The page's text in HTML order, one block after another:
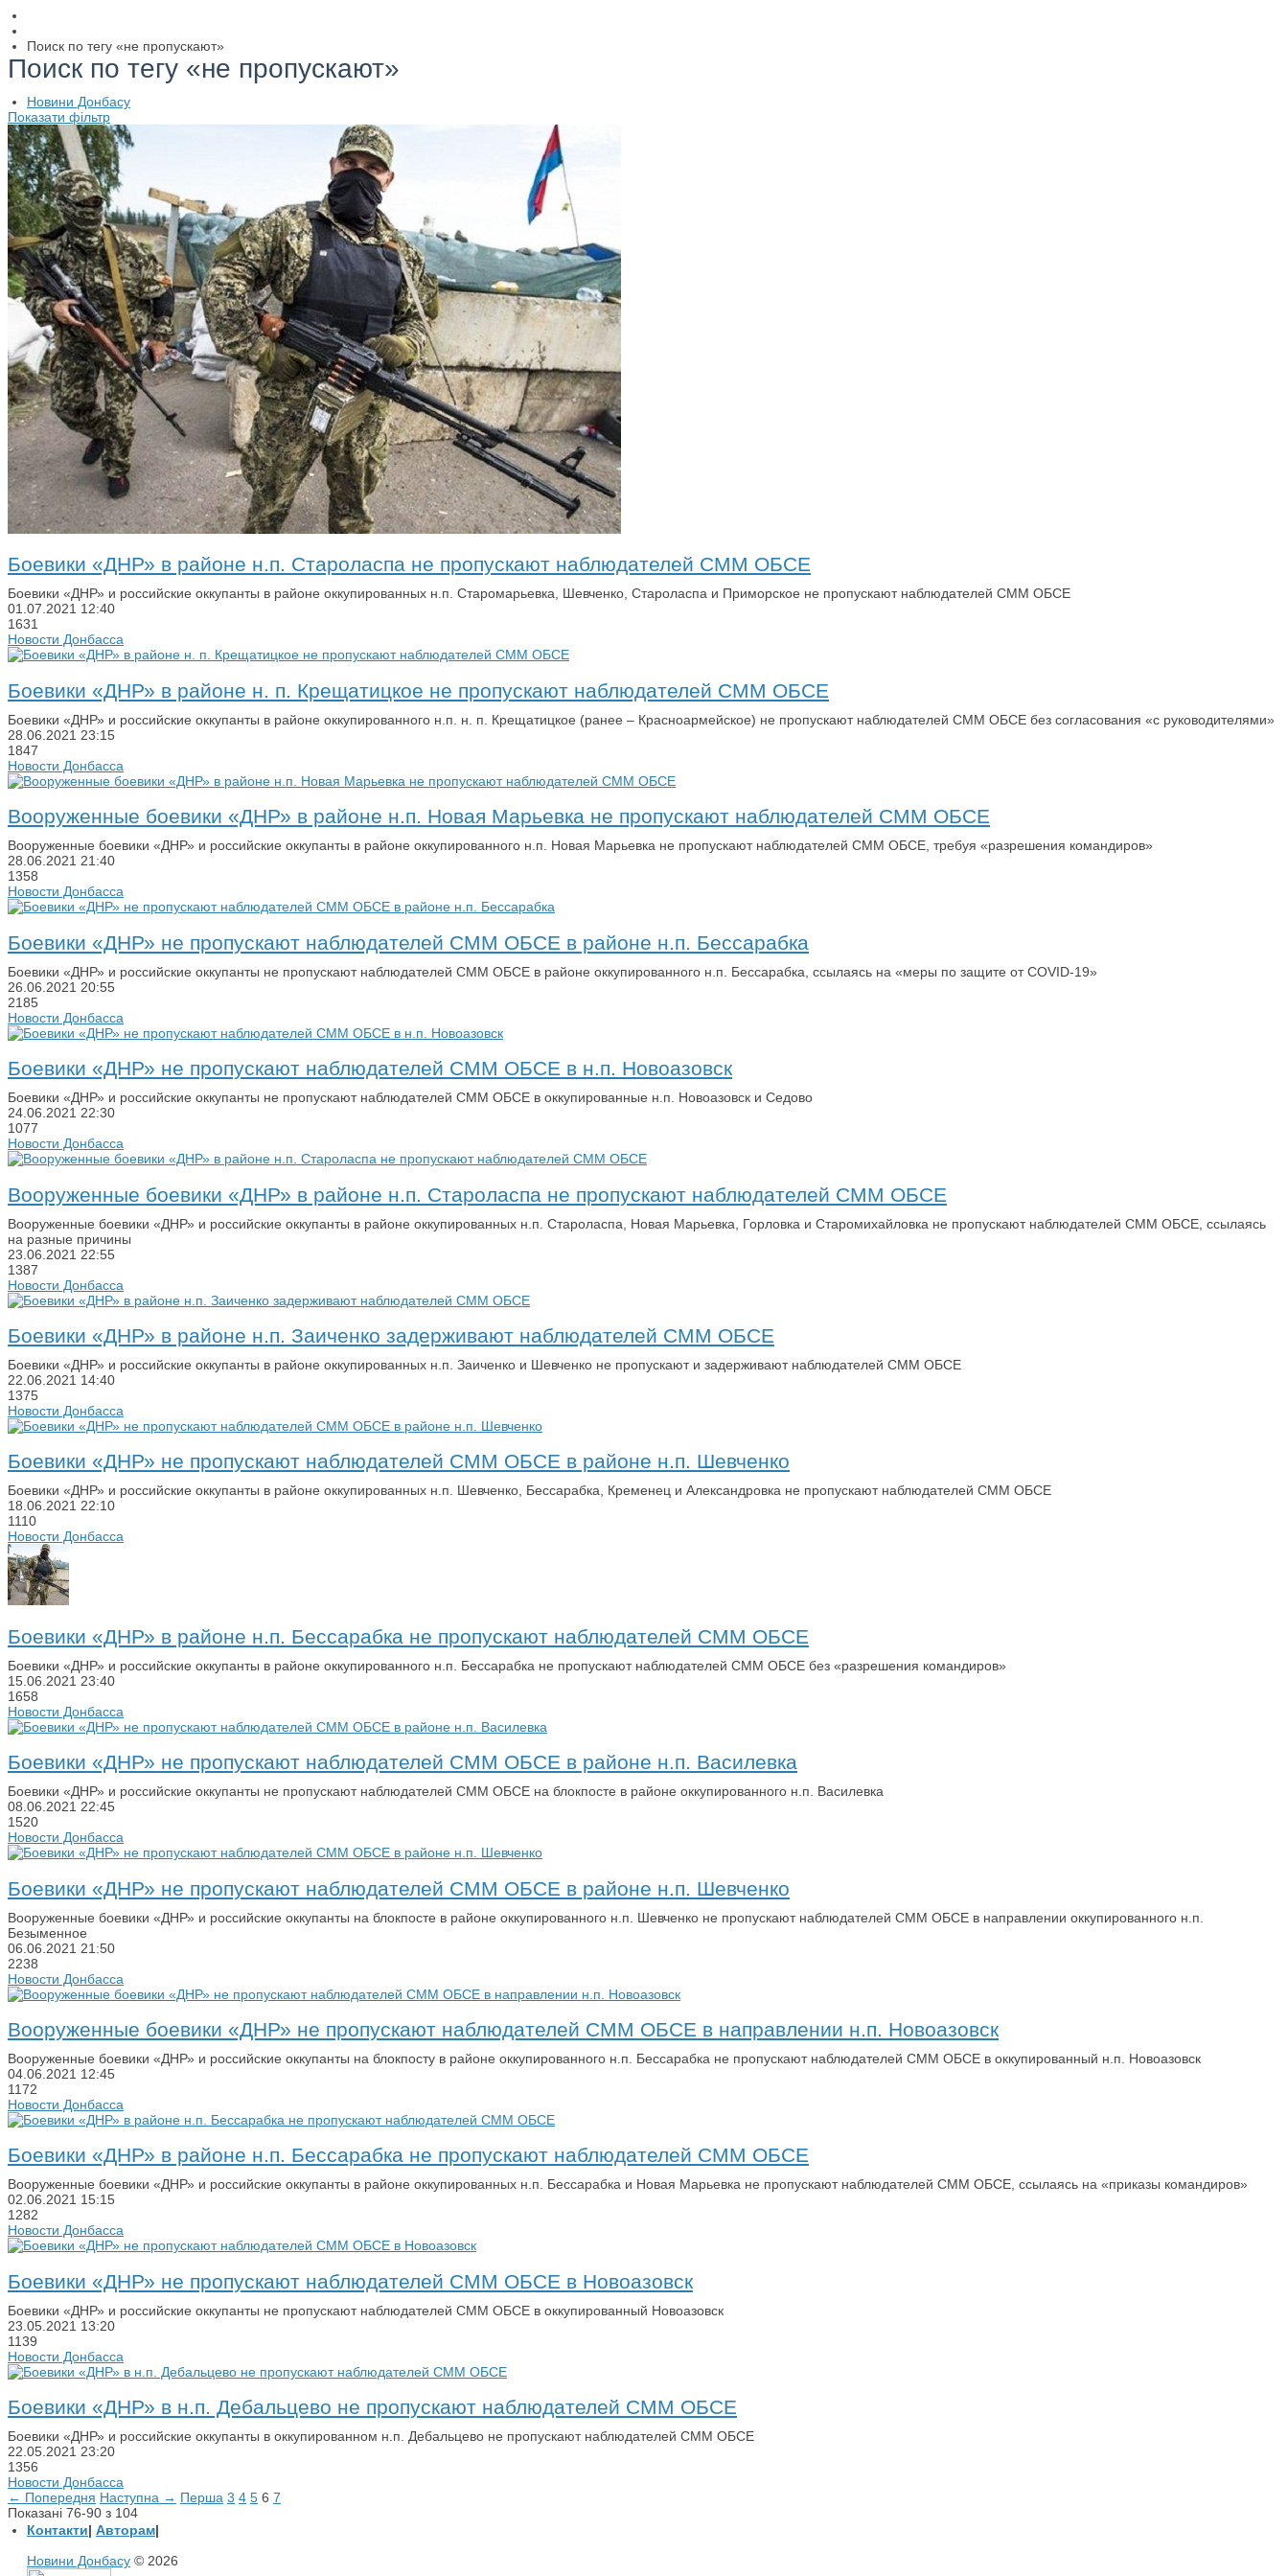
Поиск по тегу «не пропускают»
Поиск по тегу «не пропускают»
Новини Донбасу
Показати фільтр
Боевики «ДНР» в районе н.п. Староласпа не пропускают наблюдателей СММ ОБСЕ
Боевики «ДНР» и российские оккупанты в районе оккупированных н.п. Старомарьевка, Шевченко, Староласпа и Приморское не пропускают наблюдателей СММ ОБСЕ
01.07.2021 12:40
1631
Новости Донбасса
Боевики «ДНР» в районе н. п. Крещатицкое не пропускают наблюдателей СММ ОБСЕ
Боевики «ДНР» и российские оккупанты в районе оккупированного н.п. н. п. Крещатицкое (ранее – Красноармейское) не пропускают наблюдателей СММ ОБСЕ без согласования «с руководителями»
28.06.2021 23:15
1847
Новости Донбасса
Вооруженные боевики «ДНР» в районе н.п. Новая Марьевка не пропускают наблюдателей СММ ОБСЕ
Вооруженные боевики «ДНР» и российские оккупанты в районе оккупированного н.п. Новая Марьевка не пропускают наблюдателей СММ ОБСЕ, требуя «разрешения командиров»
28.06.2021 21:40
1358
Новости Донбасса
Боевики «ДНР» не пропускают наблюдателей СММ ОБСЕ в районе н.п. Бессарабка
Боевики «ДНР» и российские оккупанты не пропускают наблюдателей СММ ОБСЕ в районе оккупированного н.п. Бессарабка, ссылаясь на «меры по защите от COVID-19»
26.06.2021 20:55
2185
Новости Донбасса
Боевики «ДНР» не пропускают наблюдателей СММ ОБСЕ в н.п. Новоазовск
Боевики «ДНР» и российские оккупанты не пропускают наблюдателей СММ ОБСЕ в оккупированные н.п. Новоазовск и Седово
24.06.2021 22:30
1077
Новости Донбасса
Вооруженные боевики «ДНР» в районе н.п. Староласпа не пропускают наблюдателей СММ ОБСЕ
Вооруженные боевики «ДНР» и российские оккупанты в районе оккупированных н.п. Староласпа, Новая Марьевка, Горловка и Старомихайловка не пропускают наблюдателей СММ ОБСЕ, ссылаясь
на разные причины
23.06.2021 22:55
1387
Новости Донбасса
Боевики «ДНР» в районе н.п. Заиченко задерживают наблюдателей СММ ОБСЕ
Боевики «ДНР» и российские оккупанты в районе оккупированных н.п. Заиченко и Шевченко не пропускают и задерживают наблюдателей СММ ОБСЕ
22.06.2021 14:40
1375
Новости Донбасса
Боевики «ДНР» не пропускают наблюдателей СММ ОБСЕ в районе н.п. Шевченко
Боевики «ДНР» и российские оккупанты в районе оккупированных н.п. Шевченко, Бессарабка, Кременец и Александровка не пропускают наблюдателей СММ ОБСЕ
18.06.2021 22:10
1110
Новости Донбасса
Боевики «ДНР» в районе н.п. Бессарабка не пропускают наблюдателей СММ ОБСЕ
Боевики «ДНР» и российские оккупанты в районе оккупированного н.п. Бессарабка не пропускают наблюдателей СММ ОБСЕ без «разрешения командиров»
15.06.2021 23:40
1658
Новости Донбасса
Боевики «ДНР» не пропускают наблюдателей СММ ОБСЕ в районе н.п. Василевка
Боевики «ДНР» и российские оккупанты не пропускают наблюдателей СММ ОБСЕ на блокпосте в районе оккупированного н.п. Василевка
08.06.2021 22:45
1520
Новости Донбасса
Боевики «ДНР» не пропускают наблюдателей СММ ОБСЕ в районе н.п. Шевченко
Вооруженные боевики «ДНР» и российские оккупанты на блокпосте в районе оккупированного н.п. Шевченко не пропускают наблюдателей СММ ОБСЕ в направлении оккупированного н.п.
Безыменное
06.06.2021 21:50
2238
Новости Донбасса
Вооруженные боевики «ДНР» не пропускают наблюдателей СММ ОБСЕ в направлении н.п. Новоазовск
Вооруженные боевики «ДНР» и российские оккупанты на блокпосту в районе оккупированного н.п. Бессарабка не пропускают наблюдателей СММ ОБСЕ в оккупированный н.п. Новоазовск
04.06.2021 12:45
1172
Новости Донбасса
Боевики «ДНР» в районе н.п. Бессарабка не пропускают наблюдателей СММ ОБСЕ
Вооруженные боевики «ДНР» и российские оккупанты в районе оккупированных н.п. Бессарабка и Новая Марьевка не пропускают наблюдателей СММ ОБСЕ, ссылаясь на «приказы командиров»
02.06.2021 15:15
1282
Новости Донбасса
Боевики «ДНР» не пропускают наблюдателей СММ ОБСЕ в Новоазовск
Боевики «ДНР» и российские оккупанты не пропускают наблюдателей СММ ОБСЕ в оккупированный Новоазовск
23.05.2021 13:20
1139
Новости Донбасса
Боевики «ДНР» в н.п. Дебальцево не пропускают наблюдателей СММ ОБСЕ
Боевики «ДНР» и российские оккупанты в оккупированном н.п. Дебальцево не пропускают наблюдателей СММ ОБСЕ
22.05.2021 23:20
1356
Новости Донбасса
← Попередня Наступна → Перша 3 4 5 6 7
Показані 76-90 з 104
Контакти| Авторам|
Новини Донбасу © 2026